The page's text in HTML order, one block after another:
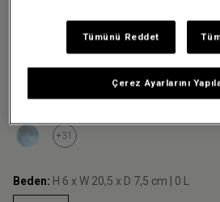
849,00 TL
+31
Beden: H 6 x W 20,5 x D 7,5 cm | 0 L
Çerez Ayarlarını
Tümünü Reddet